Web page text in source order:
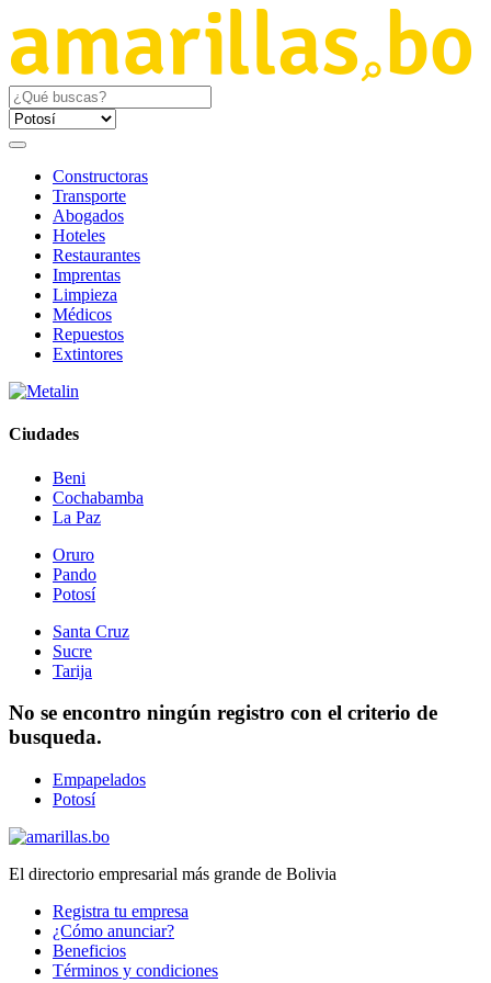
Constructoras
Transporte
Abogados
Hoteles
Restaurantes
Imprentas
Limpieza
Médicos
Repuestos
Extintores
Ciudades
Beni
Cochabamba
La Paz
Oruro
Pando
Potosí
Santa Cruz
Sucre
Tarija
No se encontro ningún registro con el criterio de
busqueda.
Empapelados
Potosí
El directorio empresarial más grande de Bolivia
Registra tu empresa
¿Cómo anunciar?
Beneficios
Términos y condiciones